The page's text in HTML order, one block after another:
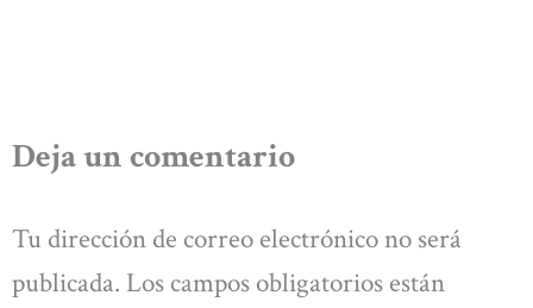
Deja un comentario
Tu dirección de correo electrónico no será
publicada. Los campos obligatorios están